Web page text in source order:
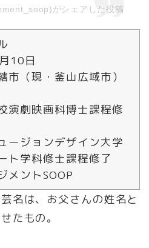
がシェアした投稿
10日
市（現・釜山広域市）
演劇映画科博士課程修
ージョンデザイン大学
ト学科修士課程修了
メントSOOP
名は、お父さんの姓名と
たもの。